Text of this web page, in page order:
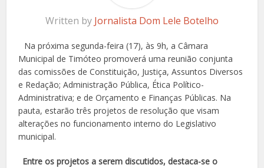
Written by Jornalista Dom Lele Botelho
Na próxima segunda-feira (17), às 9h, a Câmara
Municipal de Timóteo promoverá uma reunião conjunta
das comissões de Constituição, Justiça, Assuntos Diversos
e Redação; Administração Pública, Ética Político-
Administrativa; e de Orçamento e Finanças Públicas. Na
pauta, estarão três projetos de resolução que visam
alterações no funcionamento interno do Legislativo
municipal.
Entre os projetos a serem discutidos, destaca-se o